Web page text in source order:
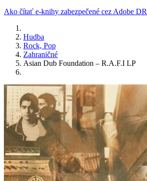
Ako čítať e-knihy zabezpečené cez Adobe
Hudba
Rock, Pop
Zahraničné
Asian Dub Foundation ‎– R.A.F.I LP